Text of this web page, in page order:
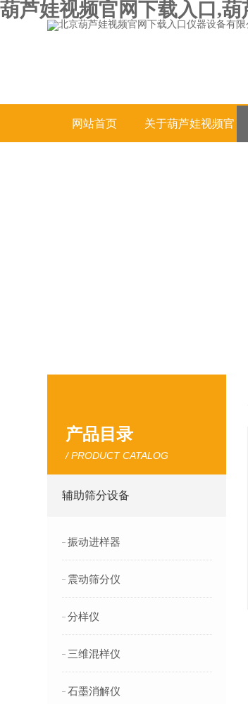
葫芦娃视频官网下载入口,
网站首页 关于葫芦娃视频官
产品目录
/ PRODUCT CATALOG
辅助筛分设备
振动进样器
震动筛分仪
分样仪
三维混样仪
石墨消解仪